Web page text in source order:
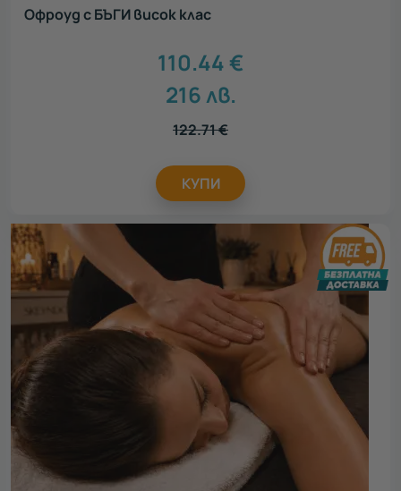
Офроуд с БЪГИ висок клас
110.44€
216лв.
122.71€
КУПИ